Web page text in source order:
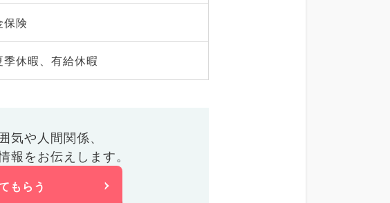
保険
休暇、有給休暇
気や人間関係、
報をお伝えします。
もらう